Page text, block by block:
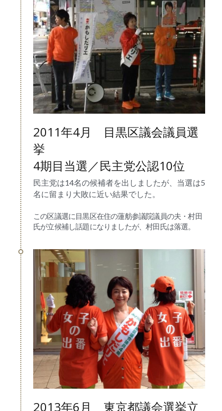
2011年4月　目黒区議会議員選
挙
4期目当選／民主党公認10位
民主党は14名の候補者を出しましたが、当選は5
名に留まり大敗に近い結果でした。
この区議選に目黒区在住の蓮舫参議院議員の夫・村田
氏が立候補し話題になりましたが、村田氏は落選。
2013年6月　東京都議会選挙立